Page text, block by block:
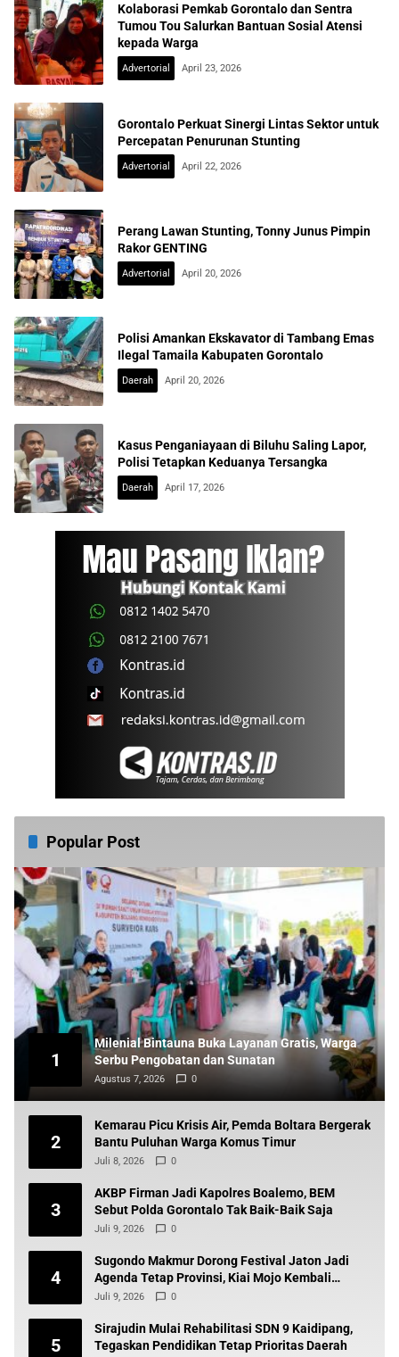
Kolaborasi Pemkab Gorontalo dan Sentra
Tumou Tou Salurkan Bantuan Sosial Atensi
kepada Warga
Advertorial April 23, 2026
Gorontalo Perkuat Sinergi Lintas Sektor untuk
Percepatan Penurunan Stunting
Advertorial April 22, 2026
Perang Lawan Stunting, Tonny Junus Pimpin
Rakor GENTING
Advertorial April 20, 2026
Polisi Amankan Ekskavator di Tambang Emas
Ilegal Tamaila Kabupaten Gorontalo
Daerah April 20, 2026
Kasus Penganiayaan di Biluhu Saling Lapor,
Polisi Tetapkan Keduanya Tersangka
Daerah April 17, 2026
Popular Post
1
Milenial Bintauna Buka Layanan Gratis, Warga
Serbu Pengobatan dan Sunatan
Agustus 7, 2026 0
2
Kemarau Picu Krisis Air, Pemda Boltara Bergerak
Bantu Puluhan Warga Komus Timur
Juli 8, 2026 0
3
AKBP Firman Jadi Kapolres Boalemo, BEM
Sebut Polda Gorontalo Tak Baik-Baik Saja
Juli 9, 2026 0
4
Sugondo Makmur Dorong Festival Jaton Jadi
Agenda Tetap Provinsi, Kiai Mojo Kembali
Disuarakan
Juli 9, 2026 0
5
Sirajudin Mulai Rehabilitasi SDN 9 Kaidipang,
Tegaskan Pendidikan Tetap Prioritas Daerah